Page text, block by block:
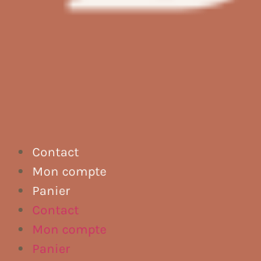
Contact
Mon compte
Panier
Contact
Mon compte
Panier